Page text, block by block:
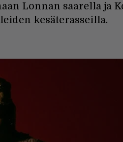
Lonnan saarella ja
kesäterasseilla.